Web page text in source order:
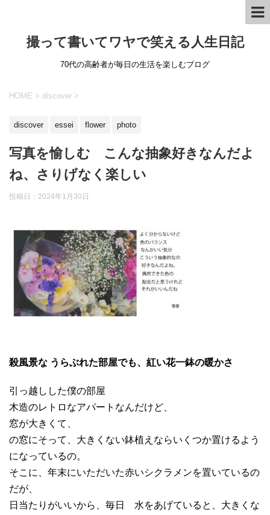
撮って書いてワヤで笑える人生日記
70代の高齢者が毎日の生活を楽しむブログ
HOME > discover >
discover essei flower photo
写真を愉しむ こんな抽象好きなんだよ
ね、さりげなく楽しい
投稿日： 2024年1月30日
殺風景な うらぶれた部屋でも、紅い花一鉢の暖かさ
引っ越しした僕の部屋
木造のレトロなアパートなんだけど、
窓が大きくて、
の窓にそって、大きくない鉢植えならいくつか置けるよう
になっているの。
そこに、年末にいただいた赤いシクラメンを置いているの
だが、
日当たりがいいから、毎日 水をあげていると、大きくな